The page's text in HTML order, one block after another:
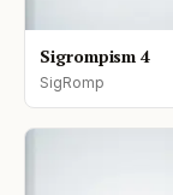
Sigrompism 4
SigRomp